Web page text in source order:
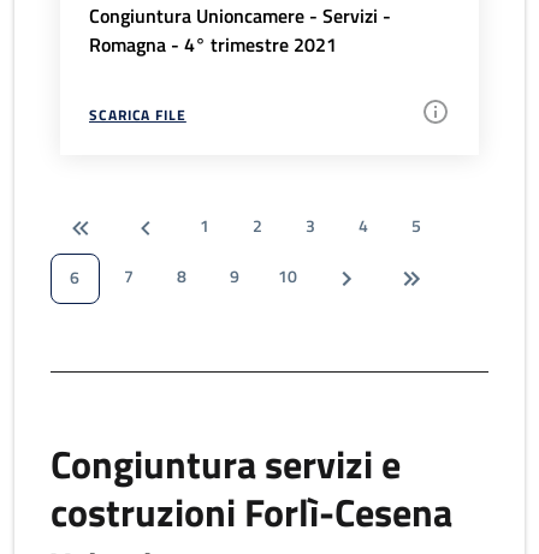
Congiuntura Unioncamere - Servizi -
Romagna - 4° trimestre 2021
SCARICA FILE
1 2 3 4
5
6
7 8 9 10
Congiuntura servizi e
costruzioni Forlì-Cesena